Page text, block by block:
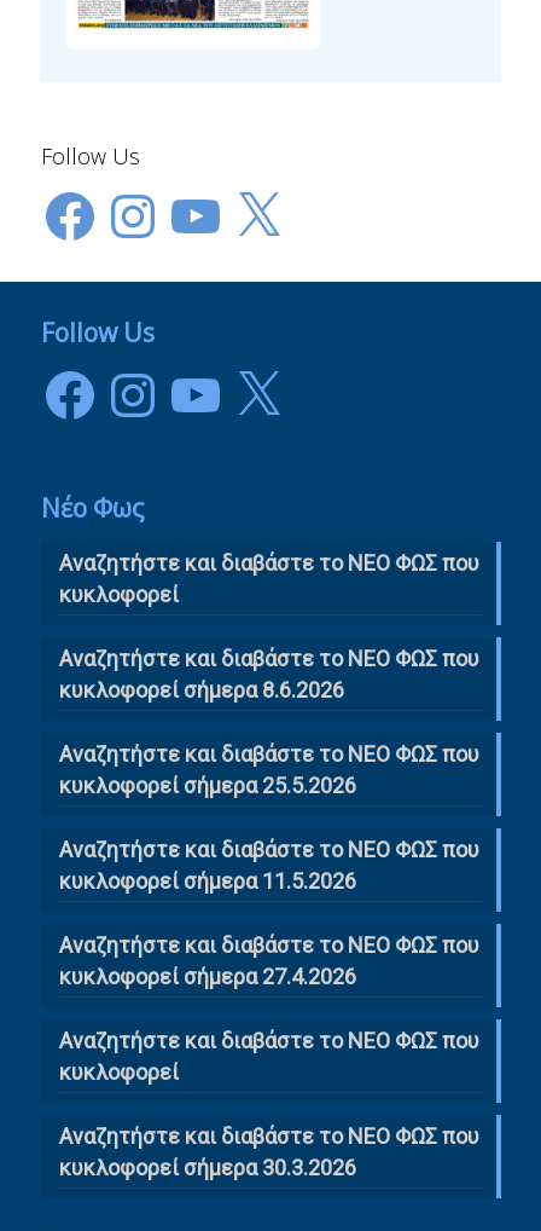
Follow Us
FacebookInstagramYouTube
X
Follow Us
FacebookInstagramYouTube
X
Νέο Φως
Αναζητήστε και διαβάστε το NΕΟ ΦΩΣ που
κυκλοφορεί
Αναζητήστε και διαβάστε το ΝΕΟ ΦΩΣ που
κυκλοφορεί σήμερα 8.6.2026
Αναζητήστε και διαβάστε το ΝΕΟ ΦΩΣ που
κυκλοφορεί σήμερα 25.5.2026
Αναζητήστε και διαβάστε το ΝΕΟ ΦΩΣ που
κυκλοφορεί σήμερα 11.5.2026
Αναζητήστε και διαβάστε το ΝΕΟ ΦΩΣ που
κυκλοφορεί σήμερα 27.4.2026
Αναζητήστε και διαβάστε το ΝΕΟ ΦΩΣ που
κυκλοφορεί
Αναζητήστε και διαβάστε το ΝΕΟ ΦΩΣ που
κυκλοφορεί σήμερα 30.3.2026